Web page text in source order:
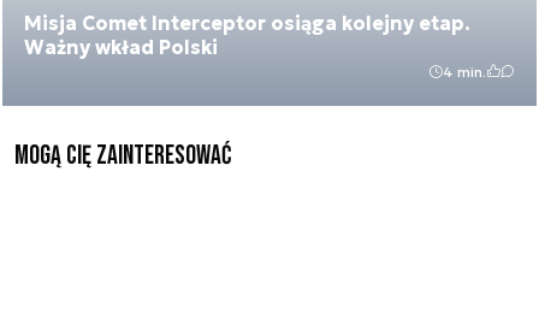
Misja Comet Interceptor osiąga kolejny etap.
Ważny wkład Polski
4 min.
Mogą Cię zainteresować